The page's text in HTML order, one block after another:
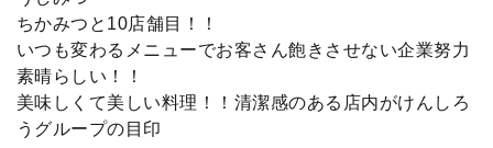
ちかみつと10店舗目！！
いつも変わるメニューでお客さん飽きさせない企業努力
素晴らしい！！
美味しくて美しい料理！！清潔感のある店内がけんしろ
うグループの目印